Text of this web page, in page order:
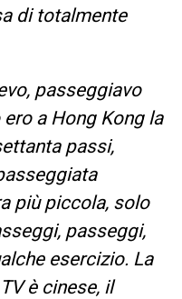
di totalmente
passeggiavo
ero a Hong Kong la
passi,
più piccola, solo
passeggi,
esercizio. La
è cinese, il